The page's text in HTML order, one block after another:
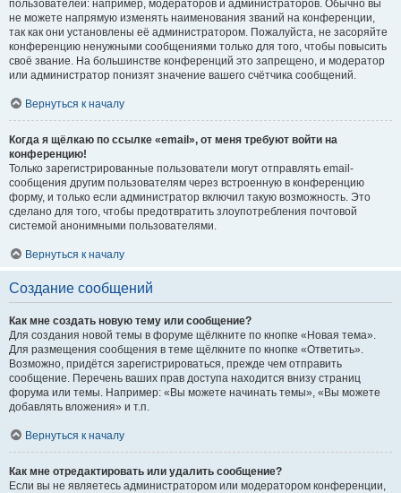
пользователей: например, модераторов и администраторов. Обычно вы
не можете напрямую изменять наименования званий на конференции,
так как они установлены её администратором. Пожалуйста, не засоряйте
конференцию ненужными сообщениями только для того, чтобы повысить
своё звание. На большинстве конференций это запрещено, и модератор
или администратор понизят значение вашего счётчика сообщений.
Вернуться к началу
Когда я щёлкаю по ссылке «email», от меня требуют войти на
конференцию!
Только зарегистрированные пользователи могут отправлять email-
сообщения другим пользователям через встроенную в конференцию
форму, и только если администратор включил такую возможность. Это
сделано для того, чтобы предотвратить злоупотребления почтовой
системой анонимными пользователями.
Вернуться к началу
Создание сообщений
Как мне создать новую тему или сообщение?
Для создания новой темы в форуме щёлкните по кнопке «Новая тема».
Для размещения сообщения в теме щёлкните по кнопке «Ответить».
Возможно, придётся зарегистрироваться, прежде чем отправить
сообщение. Перечень ваших прав доступа находится внизу страниц
форума или темы. Например: «Вы можете начинать темы», «Вы можете
добавлять вложения» и т.п.
Вернуться к началу
Как мне отредактировать или удалить сообщение?
Если вы не являетесь администратором или модератором конференции,